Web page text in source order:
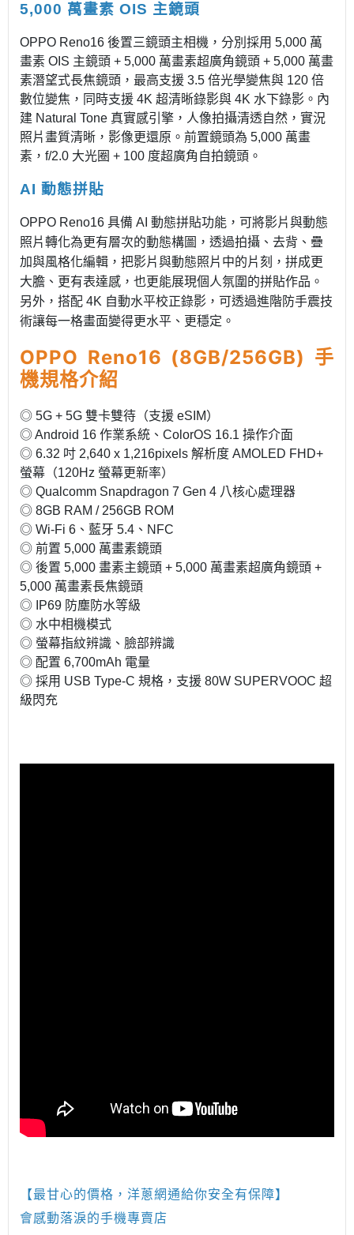
5,000 萬畫素 OIS 主鏡頭
OPPO Reno16 後置三鏡頭主相機，分別採用 5,000 萬
畫素 OIS 主鏡頭 + 5,000 萬畫素超廣角鏡頭 + 5,000 萬畫
素潛望式長焦鏡頭，最高支援 3.5 倍光學變焦與 120 倍
數位變焦，同時支援 4K 超清晰錄影與 4K 水下錄影。內
建 Natural Tone 真實感引擎，人像拍攝清透自然，實況
照片畫質清晰，影像更還原。前置鏡頭為 5,000 萬畫
素，f/2.0 大光圈 + 100 度超廣角自拍鏡頭。
AI 動態拼貼
OPPO Reno16 具備 AI 動態拼貼功能，可將影片與動態
照片轉化為更有層次的動態構圖，透過拍攝、去背、疊
加與風格化編輯，把影片與動態照片中的片刻，拼成更
大膽、更有表達感，也更能展現個人氛圍的拼貼作品。
另外，搭配 4K 自動水平校正錄影，可透過進階防手震技
術讓每一格畫面變得更水平、更穩定。
OPPO Reno16 (8GB/256GB) 手
機規格介紹
◎ 5G + 5G 雙卡雙待（支援 eSIM）
◎ Android 16 作業系統、ColorOS 16.1 操作介面
◎ 6.32 吋 2,640 x 1,216pixels 解析度 AMOLED FHD+
螢幕（120Hz 螢幕更新率）
◎ Qualcomm Snapdragon 7 Gen 4 八核心處理器
◎ 8GB RAM / 256GB ROM
◎ Wi-Fi 6、藍牙 5.4、NFC
◎ 前置 5,000 萬畫素鏡頭
◎ 後置 5,000 畫素主鏡頭 + 5,000 萬畫素超廣角鏡頭 +
5,000 萬畫素長焦鏡頭
◎ IP69 防塵防水等級
◎ 水中相機模式
◎ 螢幕指紋辨識、臉部辨識
◎ 配置 6,700mAh 電量
◎ 採用 USB Type-C 規格，支援 80W SUPERVOOC 超
級閃充
【最甘心的價格，洋蔥網通給你安全有保障】
會感動落淚的手機專賣店